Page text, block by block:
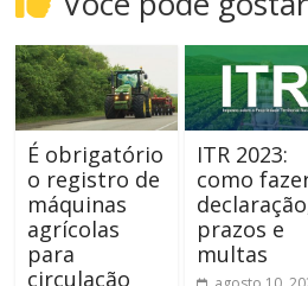
É obrigatório
o registro de
máquinas
agrícolas
para
circulação
ITR 2023:
como
prazos e
multas